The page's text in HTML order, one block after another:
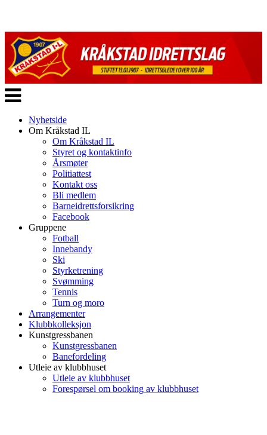
Veksle
navigasjon
Nyhetside
Om Kråkstad IL
Om Kråkstad IL
Styret og kontaktinfo
Årsmøter
Politiattest
Kontakt oss
Bli medlem
Barneidrettsforsikring
Facebook
Gruppene
Fotball
Innebandy
Ski
Styrketrening
Svømming
Tennis
Turn og moro
Arrangementer
Klubbkolleksjon
Kunstgressbanen
Kunstgressbanen
Banefordeling
Utleie av klubbhuset
Utleie av klubbhuset
Forespørsel om booking av klubbhuset